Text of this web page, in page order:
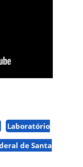
Laboratório
de Santa